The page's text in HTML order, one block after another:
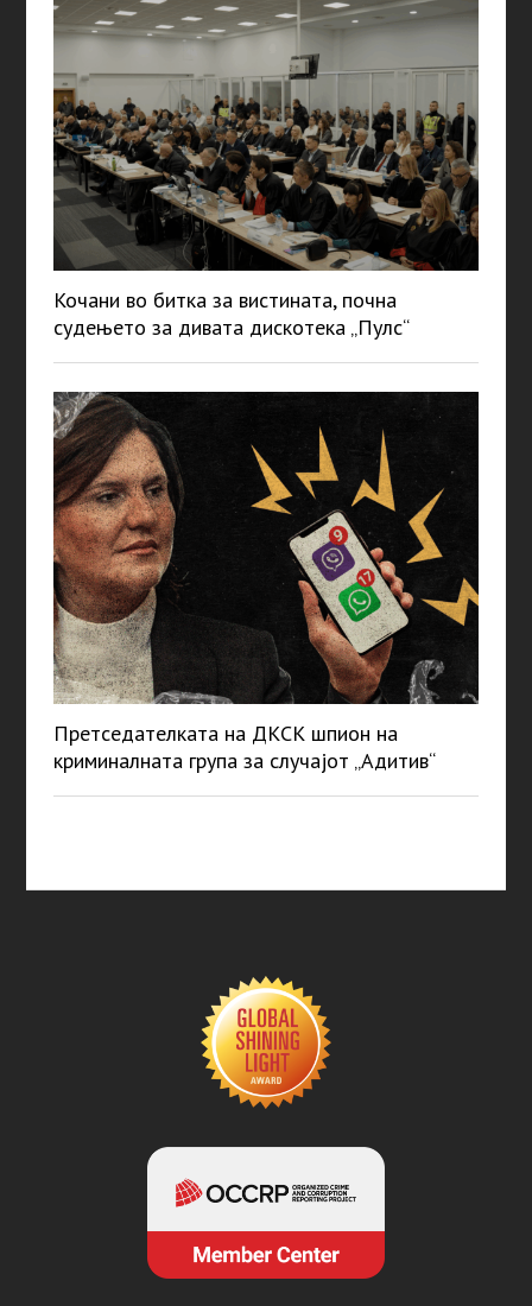
Кочани во битка за вистината, почна
судењето за дивата дискотека „Пулс“
Претседателката на ДКСК шпион на
криминалната група за случајот „Адитив“